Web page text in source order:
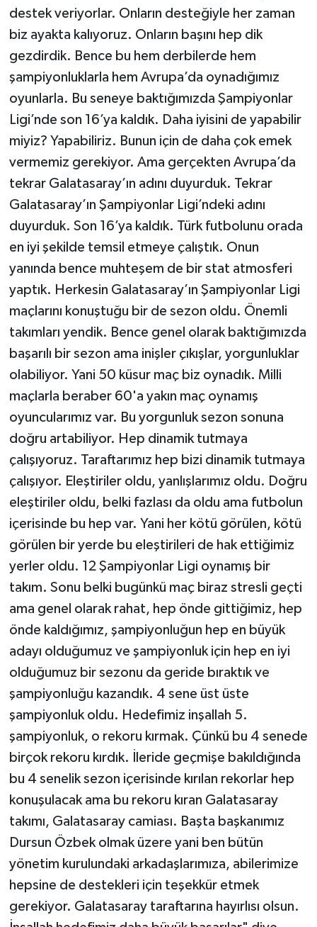
destek veriyorlar. Onların desteğiyle her zaman
biz ayakta kalıyoruz. Onların başını hep dik
gezdirdik. Bence bu hem derbilerde hem
şampiyonluklarla hem Avrupa’da oynadığımız
oyunlarla. Bu seneye baktığımızda Şampiyonlar
Ligi’nde son 16’ya kaldık. Daha iyisini de yapabilir
miyiz? Yapabiliriz. Bunun için de daha çok emek
vermemiz gerekiyor. Ama gerçekten Avrupa’da
tekrar Galatasaray’ın adını duyurduk. Tekrar
Galatasaray’ın Şampiyonlar Ligi’ndeki adını
duyurduk. Son 16’ya kaldık. Türk futbolunu orada
en iyi şekilde temsil etmeye çalıştık. Onun
yanında bence muhteşem de bir stat atmosferi
yaptık. Herkesin Galatasaray’ın Şampiyonlar Ligi
maçlarını konuştuğu bir de sezon oldu. Önemli
takımları yendik. Bence genel olarak baktığımızda
başarılı bir sezon ama inişler çıkışlar, yorgunluklar
olabiliyor. Yani 50 küsur maç biz oynadık. Milli
maçlarla beraber 60'a yakın maç oynamış
oyuncularımız var. Bu yorgunluk sezon sonuna
doğru artabiliyor. Hep dinamik tutmaya
çalışıyoruz. Taraftarımız hep bizi dinamik tutmaya
çalışıyor. Eleştiriler oldu, yanlışlarımız oldu. Doğru
eleştiriler oldu, belki fazlası da oldu ama futbolun
içerisinde bu hep var. Yani her kötü görülen, kötü
görülen bir yerde bu eleştirileri de hak ettiğimiz
yerler oldu. 12 Şampiyonlar Ligi oynamış bir
takım. Sonu belki bugünkü maç biraz stresli geçti
ama genel olarak rahat, hep önde gittiğimiz, hep
önde kaldığımız, şampiyonluğun hep en büyük
adayı olduğumuz ve şampiyonluk için hep en iyi
olduğumuz bir sezonu da geride bıraktık ve
şampiyonluğu kazandık. 4 sene üst üste
şampiyonluk oldu. Hedefimiz inşallah 5.
şampiyonluk, o rekoru kırmak. Çünkü bu 4 senede
birçok rekoru kırdık. İleride geçmişe bakıldığında
bu 4 senelik sezon içerisinde kırılan rekorlar hep
konuşulacak ama bu rekoru kıran Galatasaray
takımı, Galatasaray camiası. Başta başkanımız
Dursun Özbek olmak üzere yani ben bütün
yönetim kurulundaki arkadaşlarımıza, abilerimize
hepsine de destekleri için teşekkür etmek
gerekiyor. Galatasaray taraftarına hayırlısı olsun.